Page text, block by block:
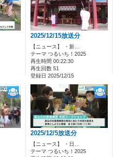
2025/12/15放送分
【ニュース】 ・新…
テーマ つるいち！2025
再生時間 00:22:30
再生回数 51
登録日 2025/12/15
2025/12/5放送分
【ニュース】 ・日…
テーマ つるいち！2025